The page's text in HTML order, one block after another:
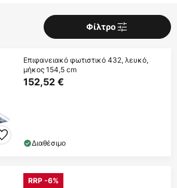
Φίλτρο
Επιφανειακό φωτιστικό 432, λευκό,
μήκος 154,5 cm
152,52 €
Διαθέσιμο
RRP -6%